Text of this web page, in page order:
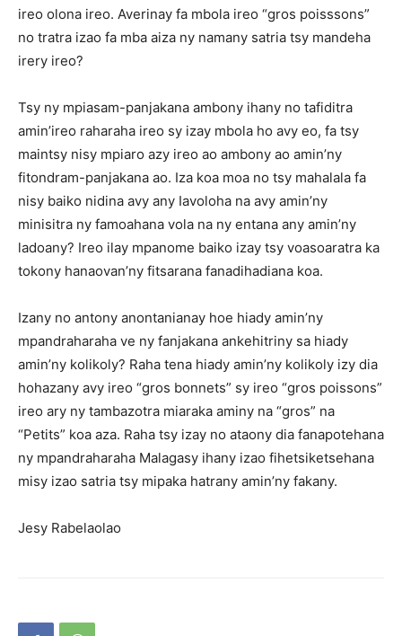
ireo olona ireo. Averinay fa mbola ireo “gros poisssons”
no tratra izao fa mba aiza ny namany satria tsy mandeha
irery ireo?
Tsy ny mpiasam-panjakana ambony ihany no tafiditra
amin’ireo raharaha ireo sy izay mbola ho avy eo, fa tsy
maintsy nisy mpiaro azy ireo ao ambony ao amin’ny
fitondram-panjakana ao. Iza koa moa no tsy mahalala fa
nisy baiko nidina avy any Iavoloha na avy amin’ny
minisitra ny famoahana vola na ny entana any amin’ny
ladoany? Ireo ilay mpanome baiko izay tsy voasoaratra ka
tokony hanaovan’ny fitsarana fanadihadiana koa.
Izany no antony anontanianay hoe hiady amin’ny
mpandraharaha ve ny fanjakana ankehitriny sa hiady
amin’ny kolikoly? Raha tena hiady amin’ny kolikoly izy dia
hohazany avy ireo “gros bonnets” sy ireo “gros poissons”
ireo ary ny tambazotra miaraka aminy na “gros” na
“Petits” koa aza. Raha tsy izay no ataony dia fanapotehana
ny mpandraharaha Malagasy ihany izao fihetsiketsehana
misy izao satria tsy mipaka hatrany amin’ny fakany.
Jesy Rabelaolao